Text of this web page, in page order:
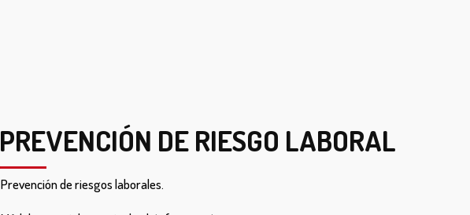
PREVENCIÓN DE RIESGO LABORAL
Prevención de riesgos laborales.